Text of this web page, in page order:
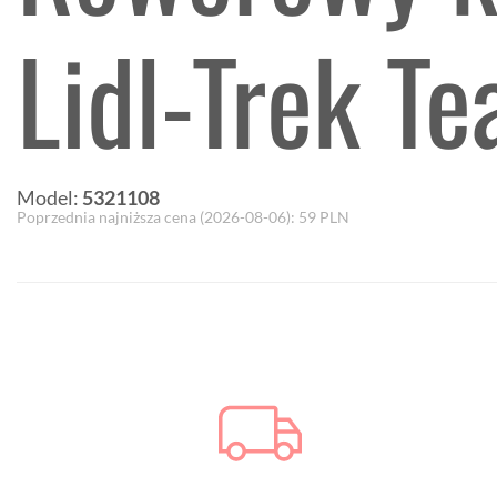
Lidl-Trek
Model: 5321108
Poprzednia najniższa cena (2026-08-06): 59 PLN